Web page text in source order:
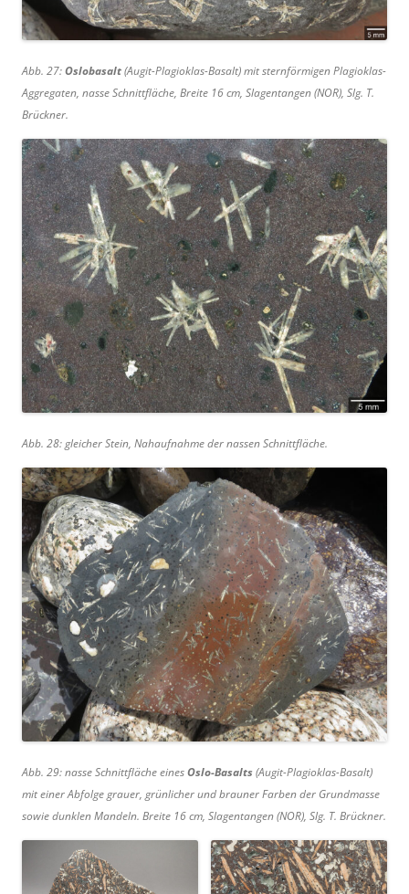
Abb. 27:Oslobasalt(Augit-Plagioklas-Basalt) mit sternförmigen Plagioklas-
Aggregaten, nasse Schnittfläche, Breite 16 cm, Slagentangen (NOR), Slg. T.
Brückner.
Abb. 28: gleicher Stein, Nahaufnahme der nassen Schnittfläche.
Abb. 29: nasse Schnittfläche einesOslo-Basalts(Augit-Plagioklas-Basalt)
mit einer Abfolge grauer, grünlicher und brauner Farben der Grundmasse
sowie dunklen Mandeln. Breite 16 cm, Slagentangen (NOR), Slg. T. Brückner.